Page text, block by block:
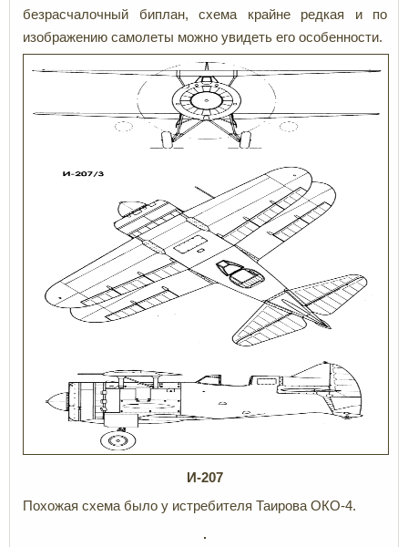
безрасчалочный биплан, схема крайне редкая и по
изображению самолеты можно увидеть его особенности.
И-207
Похожая схема было у истребителя Таирова ОКО-4.